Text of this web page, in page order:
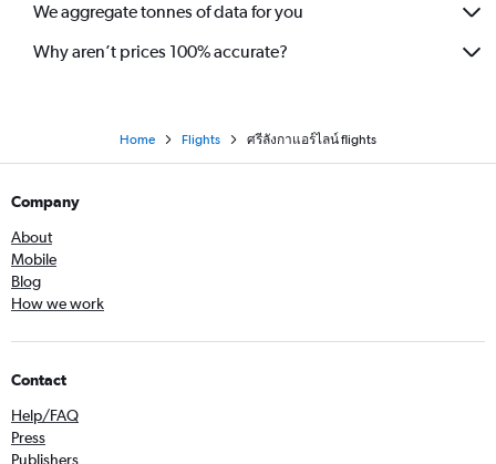
We aggregate tonnes of data for you
Why aren’t prices 100% accurate?
Home Flights ศรีลังกาแอร์ไลน์ flights
Company
About
Mobile
Blog
How we work
Contact
Help/FAQ
Press
Publishers